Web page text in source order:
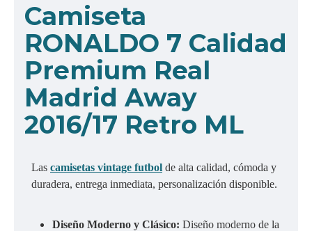
Camiseta
RONALDO 7 Calidad
Premium Real
Madrid Away
2016/17 Retro ML
Las camisetas vintage futbol de alta calidad, cómoda y
duradera, entrega inmediata, personalización disponible.
Diseño Moderno y Clásico: Diseño moderno de la